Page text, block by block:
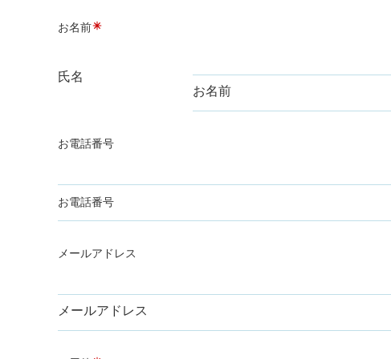
お名前
氏名
お名前
お電話番号
お電話番号
メールアドレス
メールアドレス